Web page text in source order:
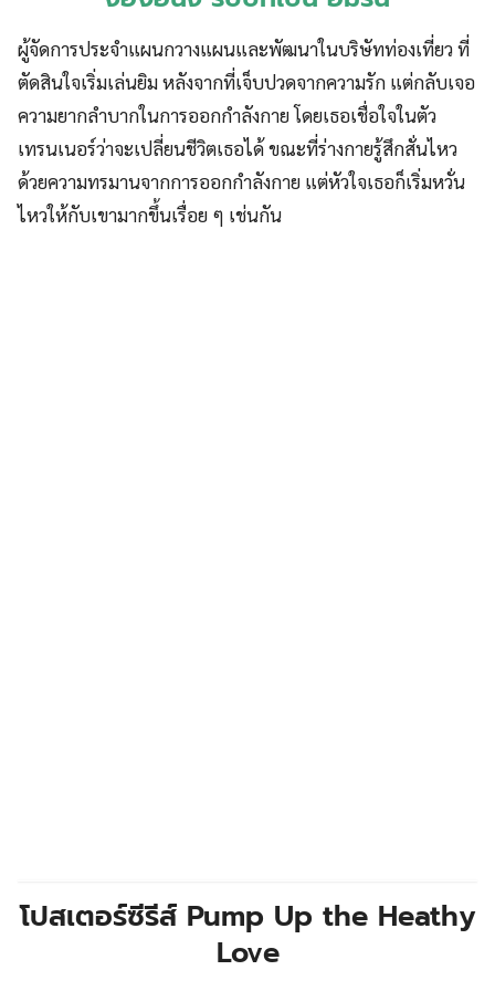
ผู้จัดการประจำแผนกวางแผนและพัฒนาในบริษัทท่องเที่ยว ที่
ตัดสินใจเริ่มเล่นยิม หลังจากที่เจ็บปวดจากความรัก แต่กลับเจอ
ความยากลำบากในการออกกำลังกาย โดยเธอเชื่อใจในตัว
เทรนเนอร์ว่าจะเปลี่ยนชีวิตเธอได้ ขณะที่ร่างกายรู้สึกสั่นไหว
ด้วยความทรมานจากการออกกำลังกาย แต่หัวใจเธอก็เริ่มหวั่น
ไหวให้กับเขามากขึ้นเรื่อย ๆ เช่นกัน
โปสเตอร์ซีรีส์ Pump Up the Heathy
Love